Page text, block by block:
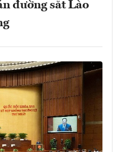
đường sắt Lào